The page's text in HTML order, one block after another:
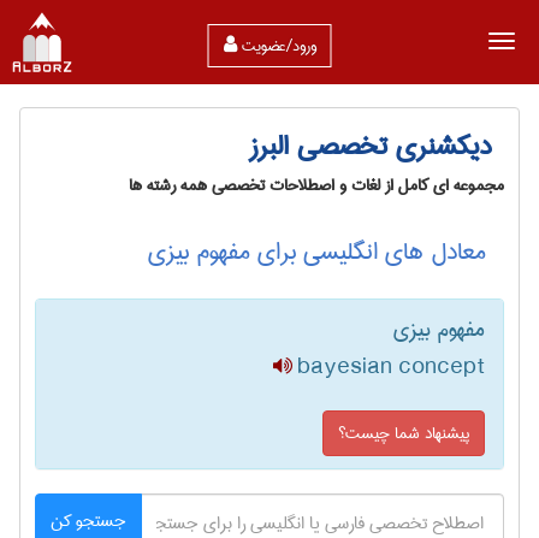
ورود/عضویت
دیکشنری تخصصی البرز
مجموعه ای کامل از لغات و اصطلاحات تخصصی همه رشته ها
معادل های انگلیسی برای مفهوم بیزی
مفهوم بیزی
bayesian concept
پیشنهاد شما چیست؟
جستجو کن